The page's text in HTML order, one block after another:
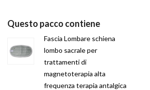
Questo pacco contiene
Fascia Lombare schiena
lombo sacrale per
trattamenti di
magnetoterapia alta
frequenza terapia antalgica